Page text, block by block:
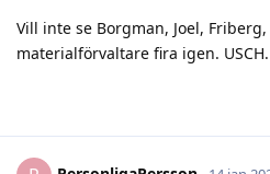
Vill inte se Borgman, Joel,
materialförvaltare fira igen. USCH.